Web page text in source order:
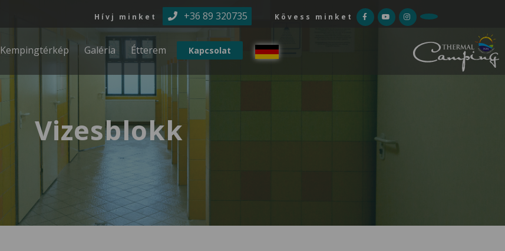
Ugrás a tartalomra
Hívj minket +36 89 320735 Kövess minket
Kempingtérkép Galéria Étterem Kapcsolat
Vizesblokk